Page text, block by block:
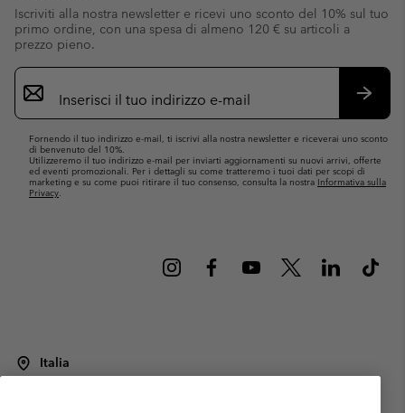
Iscriviti alla nostra newsletter e ricevi uno sconto del 10% sul tuo
primo ordine, con una spesa di almeno 120 € su articoli a
prezzo pieno.
Iscrizione
e-
mail
Fornendo il tuo indirizzo e-mail, ti iscrivi alla nostra newsletter e riceverai uno sconto
di benvenuto del 10%.
Utilizzeremo il tuo indirizzo e-mail per inviarti aggiornamenti su nuovi arrivi, offerte
ed eventi promozionali. Per i dettagli su come tratteremo i tuoi dati per scopi di
marketing e su come puoi ritirare il tuo consenso, consulta la nostra Informativa sulla
Privacy.
Italia